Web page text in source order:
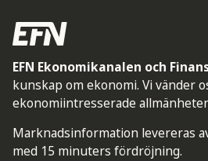
EFN Ekonomikanalen och
kunskap om ekonomi. Vi vänder
ekonomiintresserade
Marknadsinformation levereras
med 15 minuters fördröjning.